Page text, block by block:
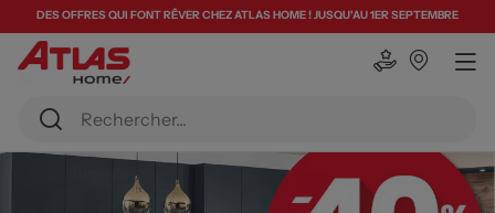
DES OFFRES QUI FONT RÊVER CHEZ ATLAS HOME ! JUSQU'AU 1ER SEPTEMBRE